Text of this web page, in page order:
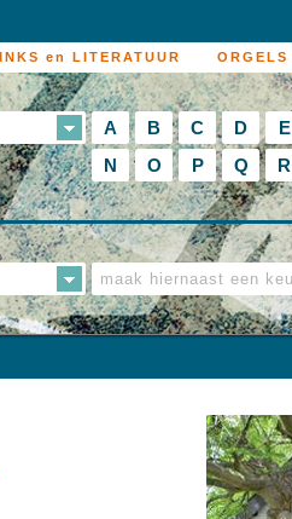
en LITERATUUR ORGELS
A B C D E
N
O P Q R